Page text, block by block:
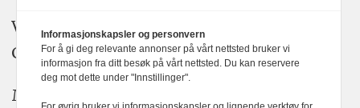
Vi bruker KI-verktøy som ChatGPT,
Claude, og Gemini i journalistikken vår.
Medier24s redaksjon har alltid det fulle
Informasjonskapsler og personvern
For å gi deg relevante annonser på vårt nettsted bruker vi
informasjon fra ditt besøk på vårt nettsted. Du kan reservere
deg mot dette under "Innstillinger".